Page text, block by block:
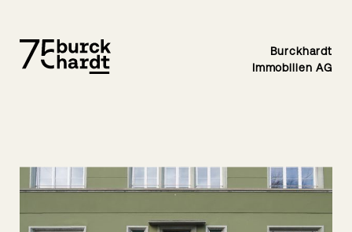
Burckhardt
Immobilien AG